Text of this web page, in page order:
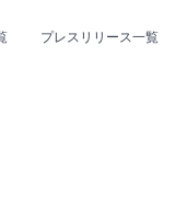
プレスリリース一覧